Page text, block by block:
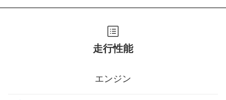
走行性能
エンジン